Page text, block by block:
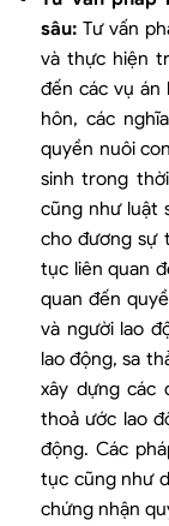
sâu:Tư vấn
và thực hiện
đến các vụ án
hôn, các
quyền nuôi
sinh trong
cũng như luật
cho đương sự
tục liên quan
quan đến
và người lao
lao động, sa
xây dựng các
thoả ước lao
động. Các
tục cũng như
chứng nhận